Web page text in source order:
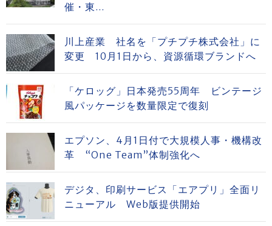
催・東...
川上産業 社名を「プチプチ株式会社」に
変更 10月1日から、資源循環ブランドへ
「ケロッグ」日本発売55周年 ビンテージ
風パッケージを数量限定で復刻
エプソン、4月1日付で大規模人事・機構改
革 “One Team”体制強化へ
デジタ、印刷サービス「エアプリ」全面リ
ニューアル Web版提供開始